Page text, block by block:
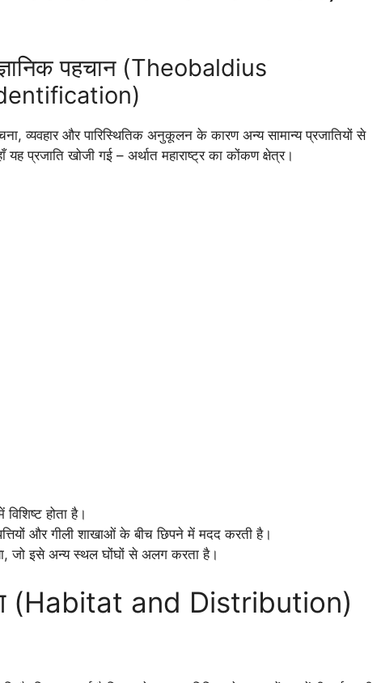
पहचान (Theobaldius
व्यवहार और पारिस्थितिक अनुकूलन के कारण अन्य सामान्य प्रजातियों से
प्रजाति खोजी गई – अर्थात महाराष्ट्र का कोंकण क्षेत्र।
होता है।
और गीली शाखाओं के बीच छिपने में मदद करती है।
जो इसे अन्य स्थल घोंघों से अलग करता है।
(Habitat and Distribution)